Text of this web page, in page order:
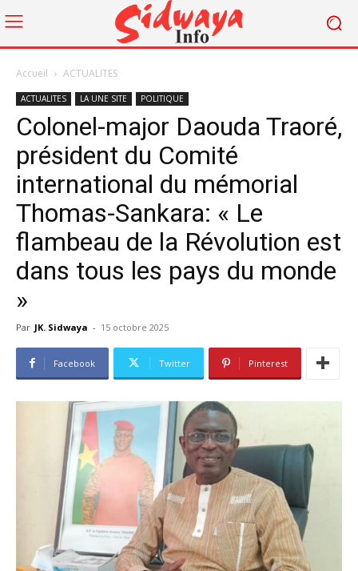
Accueil ACTUALITES
ACTUALITES LA UNE SITE POLITIQUE
Colonel-major Daouda Traoré,
président du Comité
international du mémorial
Thomas-Sankara: « Le
flambeau de la Révolution est
dans tous les pays du monde
»
Par JK. Sidwaya - 15 octobre 2025
Facebook Twitter Pinterest